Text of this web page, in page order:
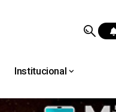
Institucional